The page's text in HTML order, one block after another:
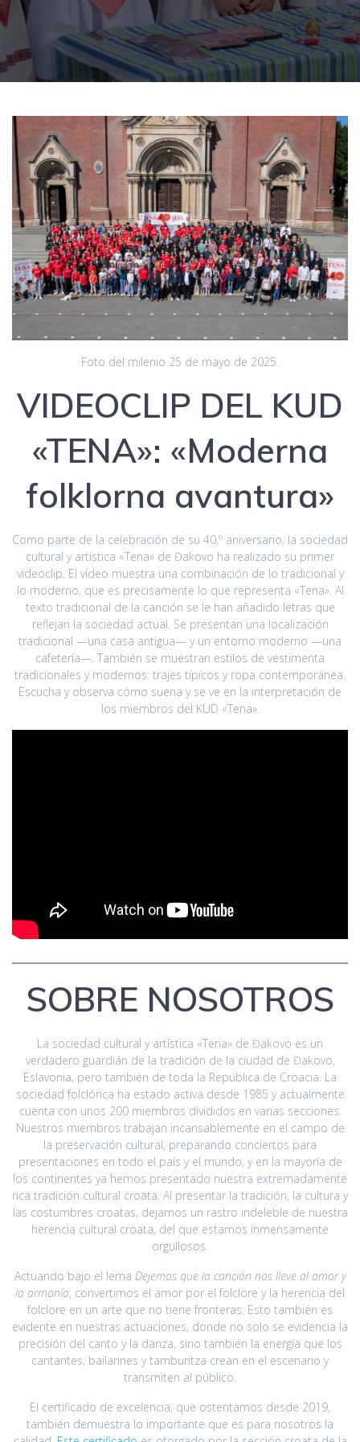
Foto del milenio 25 de mayo de 2025.
VIDEOCLIP DEL KUD
«TENA»: «Moderna
folklorna avantura»
Como parte de la celebración de su 40.º aniversario, la sociedad
cultural y artística «Tena» de Đakovo ha realizado su primer
videoclip. El vídeo muestra una combinación de lo tradicional y
lo moderno, que es precisamente lo que representa «Tena». Al
texto tradicional de la canción se le han añadido letras que
reflejan la sociedad actual. Se presentan una localización
tradicional —una casa antigua— y un entorno moderno —una
cafetería—. También se muestran estilos de vestimenta
tradicionales y modernos: trajes típicos y ropa contemporánea.
Escucha y observa cómo suena y se ve en la interpretación de
los miembros del KUD «Tena».
SOBRE NOSOTROS
La sociedad cultural y artística «Tena» de Đakovo es un
verdadero guardián de la tradición de la ciudad de Đakovo,
Eslavonia, pero también de toda la República de Croacia. La
sociedad folclórica ha estado activa desde 1985 y actualmente
cuenta con unos 200 miembros divididos en varias secciones.
Nuestros miembros trabajan incansablemente en el campo de
la preservación cultural, preparando conciertos para
presentaciones en todo el país y el mundo, y en la mayoría de
los continentes ya hemos presentado nuestra extremadamente
rica tradición cultural croata. Al presentar la tradición, la cultura y
las costumbres croatas, dejamos un rastro indeleble de nuestra
herencia cultural croata, del que estamos inmensamente
orgullosos.
Actuando bajo el lema Dejemos que la canción nos lleve al amor y
la armonía, convertimos el amor por el folclore y la herencia del
folclore en un arte que no tiene fronteras. Esto también es
evidente en nuestras actuaciones, donde no solo se evidencia la
precisión del canto y la danza, sino también la energía que los
cantantes, bailarines y tamburitza crean en el escenario y
transmiten al público.
El certificado de excelencia, que ostentamos desde 2019,
también demuestra lo importante que es para nosotros la